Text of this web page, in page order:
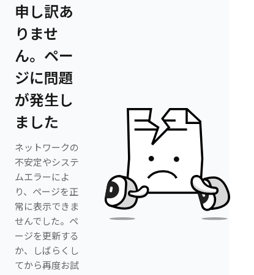
申し訳あ
りませ
ん。ペー
ジに問題
が発生し
ました
ネットワークの
不安定やシステ
ムエラーによ
り、ページを正
常に表示できま
せんでした。ペ
ージを更新する
か、しばらくし
てから再度お試